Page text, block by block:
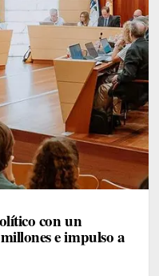
con un
e impulso a